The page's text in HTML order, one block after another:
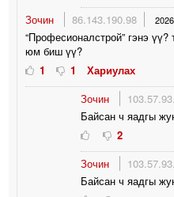
Зочин
86.143.190.98
“Професионалстрой” гэнэ
юм биш үү?
1
1
Хариулах
Зочин
Байсан ч яадгы
2
Зочин
Байсан ч яадгы